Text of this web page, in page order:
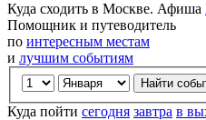
Куда сходить в Москве. Афиша
Помощник и путеводитель
по интересным местам
и лучшим событиям
Куда пойти сегодня завтра в